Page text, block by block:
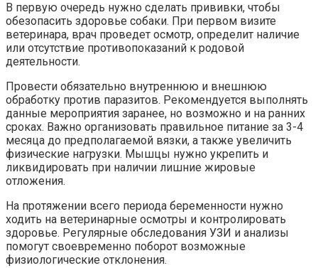
В первую очередь нужно сделать прививки, чтобы
обезопасить здоровье собаки. При первом визите
ветеринара, врач проведет осмотр, определит наличие
или отсутствие противопоказаний к родовой
деятельности.
Провести обязательно внутреннюю и внешнюю
обработку против паразитов. Рекомендуется выполнять
данные мероприятия заранее, но возможно и на ранних
сроках. Важно организовать правильное питание за 3-4
месяца до предполагаемой вязки, а также увеличить
физические нагрузки. Мышцы нужно укрепить и
ликвидировать при наличии лишние жировые
отложения.
На протяжении всего периода беременности нужно
ходить на ветеринарные осмотры и контролировать
здоровье. Регулярные обследования УЗИ и анализы
помогут своевременно поборот возможные
физиологические отклонения.